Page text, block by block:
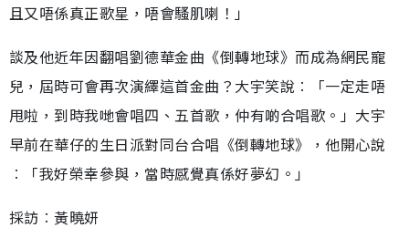
且又唔係真正歌星，唔會騷肌喇！」
談及他近年因翻唱劉德華金曲《倒轉地球》而成為網民寵
兒，屆時可會再次演繹這首金曲？大宇笑說︰「一定走唔
甩啦，到時我哋會唱四、五首歌，仲有啲合唱歌。」大宇
早前在華仔的生日派對同台合唱《倒轉地球》，他開心說
︰「我好榮幸參與，當時感覺真係好夢幻。」
採訪︰黃曉妍